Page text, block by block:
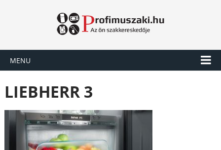
MENU
LIEBHERR 3